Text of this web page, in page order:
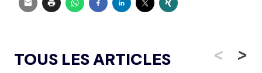
TOUS LES ARTICLES < >